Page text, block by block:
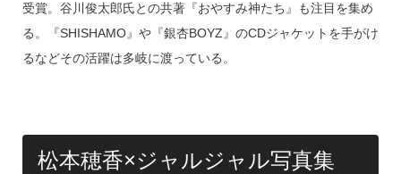
受賞。谷川俊太郎氏との共著『おやすみ神たち』も注目を集め
る。『SHISHAMO』や『銀杏BOYZ』のCDジャケットを手がけ
るなどその活躍は多岐に渡っている。
松本穂香×ジャルジャル写真集